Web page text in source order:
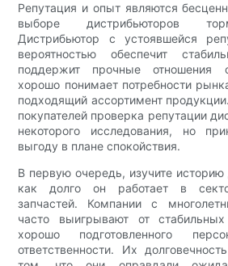
Репутация и опыт являются
выборе дистрибьюторов
Дистрибьютор с устоявшейся
вероятностью обеспечит
поддержит прочные отношения
хорошо понимает потребности
подходящий ассортимент
покупателей проверка репутации
некоторого исследования, но
выгоду в плане спокойствия.
В первую очередь, изучите историю
как долго он работает в
запчастей. Компании с
часто выигрывают от
хорошо подготовленного
ответственности. Их